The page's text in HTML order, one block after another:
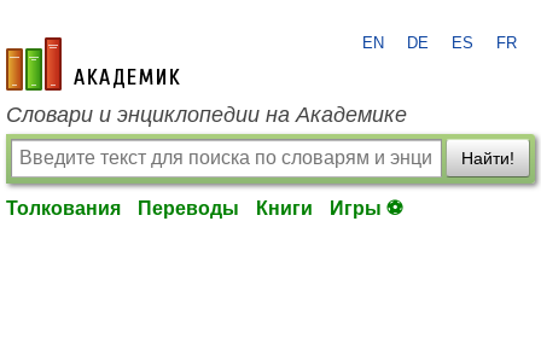
academic.ru
EN DE ES FR
Словари и энциклопедии на Академике
Найти!
Толкования Переводы Книги Игры ⚽